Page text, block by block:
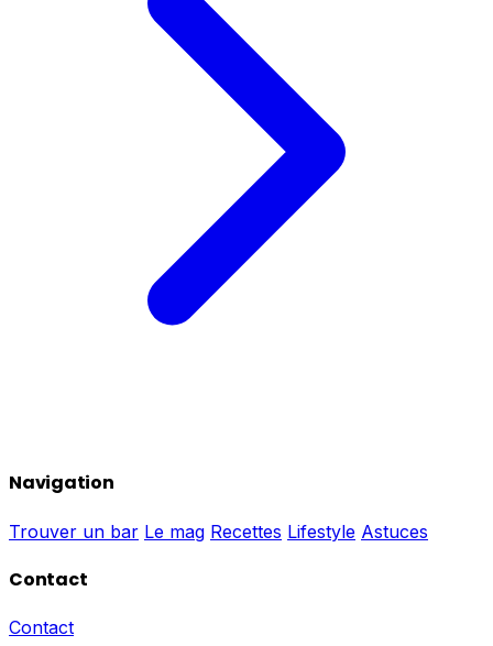
Navigation
Trouver un bar Le mag Recettes Lifestyle Astuces
Contact
Contact